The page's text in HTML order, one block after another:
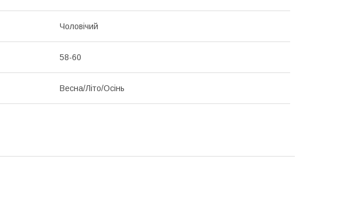
Чоловічий
58-60
Весна/Літо/Осінь